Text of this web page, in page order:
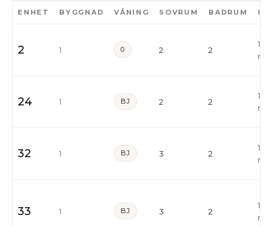
ENHET BYGGNAD VÅNING SOVRUM BADRUM
2 1 0 2 2
132
m²
24 1 BJ 2 2
132
m²
32 1 BJ 3 2
158
m²
33 1 BJ 3 2
186
m²